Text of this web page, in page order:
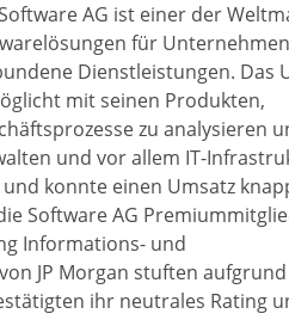
AG ist einer der
für
Dienstleistungen. Das
mit seinen Produkten,
zu analysieren
und vor allem IT-
konnte einen Umsatz
Software AG
Informations- und
JP Morgan stuften
ihr neutrales Rating